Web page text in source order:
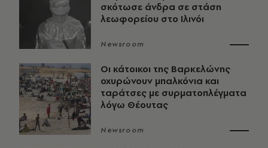
σκότωσε άνδρα σε στάση
λεωφορείου στο Ιλινόι
Newsroom
Οι κάτοικοι της Βαρκελώνης
οχυρώνουν μπαλκόνια και
ταράτσες με συρματοπλέγματα
λόγω Θέουτας
Newsroom